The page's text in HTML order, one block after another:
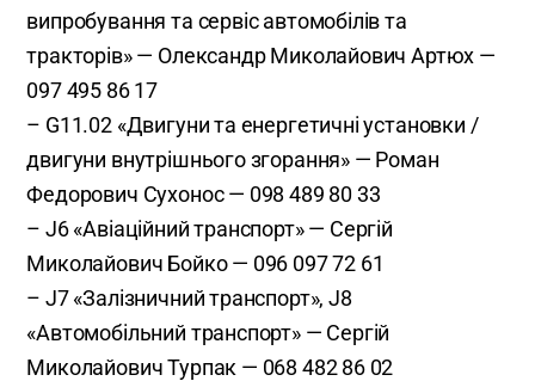
випробування та сервіс автомобілів та
тракторів» — Олександр Миколайович Артюх —
097 495 86 17
– G11.02 «Двигуни та енергетичні установки /
двигуни внутрішнього згорання» — Роман
Федорович Сухонос — 098 489 80 33
– J6 «Авіаційний транспорт» — Сергій
Миколайович Бойко — 096 097 72 61
– J7 «Залізничний транспорт», J8
«Автомобільний транспорт» — Сергій
Миколайович Турпак — 068 482 86 02